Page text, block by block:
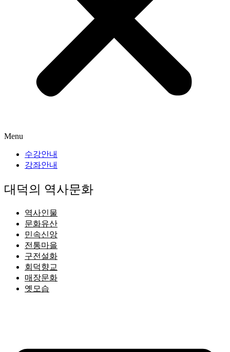
Menu
수강안내
강좌안내
대덕의 역사문화
역사인물
문화유산
민속신앙
전통마을
구전설화
회덕향교
매장문화
옛모습